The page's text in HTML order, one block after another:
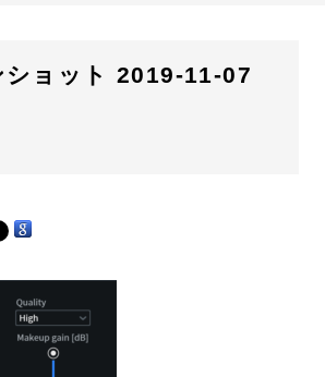
ショット 2019-11-07